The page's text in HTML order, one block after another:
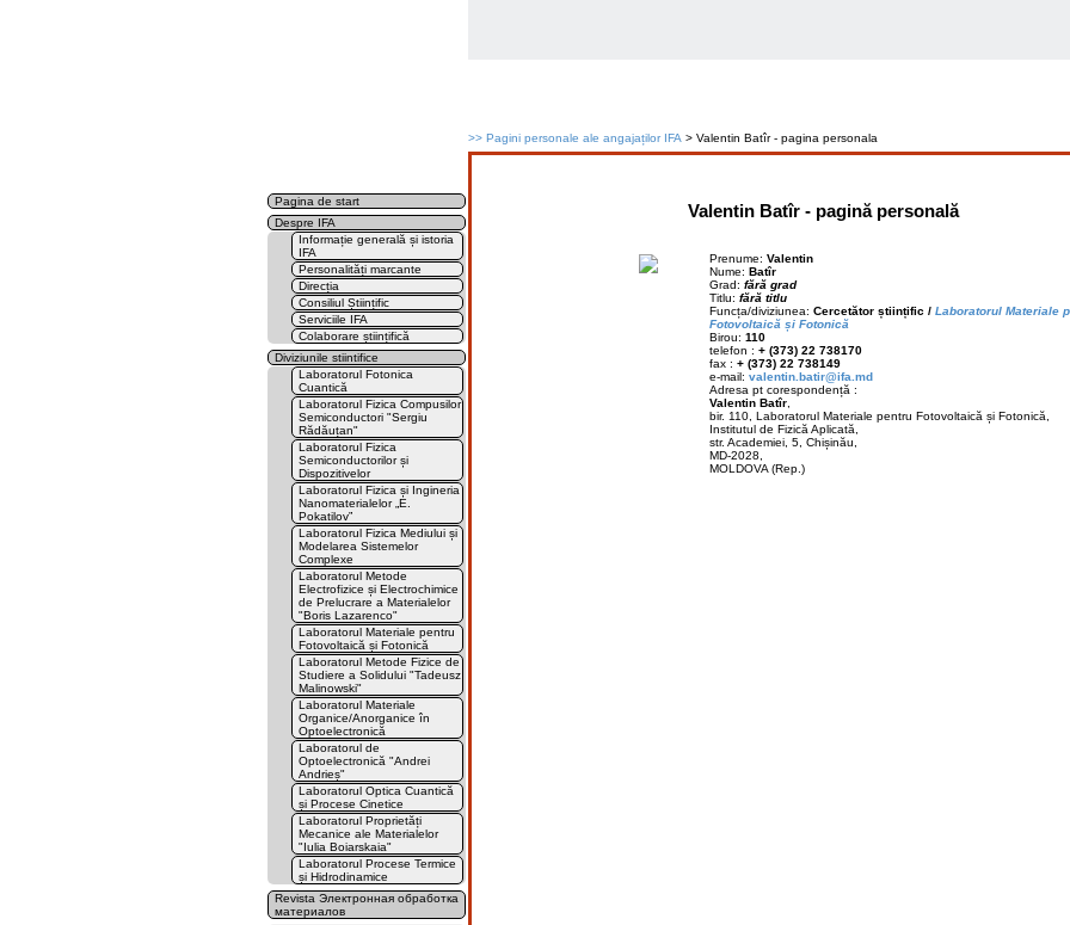
>> Pagini personale ale angajaților IFA > Valentin Batîr - pagina personala
Pagina de start
Despre IFA
Informație generală și istoria
IFA
Personalități marcante
Direcția
Consiliul Științific
Serviciile IFA
Colaborare științifică
Diviziunile stiintifice
Laboratorul Fotonica
Cuantică
Laboratorul Fizica Compusilor
Semiconductori "Sergiu
Rădăuțan"
Laboratorul Fizica
Semiconductorilor și
Dispozitivelor
Laboratorul Fizica și Ingineria
Nanomaterialelor „E.
Pokatilov”
Laboratorul Fizica Mediului și
Modelarea Sistemelor
Complexe
Laboratorul Metode
Electrofizice și Electrochimice
de Prelucrare a Materialelor
"Boris Lazarenco"
Laboratorul Materiale pentru
Fotovoltaică și Fotonică
Laboratorul Metode Fizice de
Studiere a Solidului "Tadeusz
Malinowski"
Laboratorul Materiale
Organice/Anorganice în
Optoelectronică
Laboratorul de
Optoelectronică "Andrei
Andrieș"
Laboratorul Optica Cuantică
și Procese Cinetice
Laboratorul Proprietăți
Mecanice ale Materialelor
"Iulia Boiarskaia"
Laboratorul Procese Termice
și Hidrodinamice
Revista Электронная обработка
материалов
Valentin Batîr - pagină personală
Prenume: Valentin
Nume: Batîr
Grad: fără grad
Titlu: fără titlu
Funcța/diviziunea: Cercetător științific / Laboratorul Materiale
Fotovoltaică și Fotonică
Birou: 110
telefon : + (373) 22 738170
fax : + (373) 22 738149
e-mail: valentin.batir@ifa.md
Adresa pt corespondență :
Valentin Batîr
bir. 110, Laboratorul Materiale pentru Fotovoltaică și Fotonică,
Institutul de Fizică Aplicată,
str. Academiei, 5, Chișinău,
MD-2028,
MOLDOVA (Rep.)